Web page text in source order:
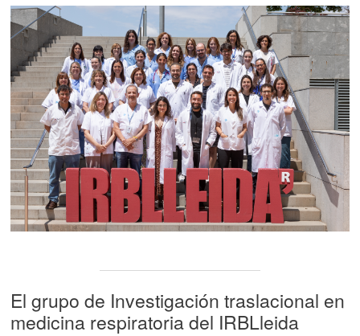
El grupo de Investigación traslacional en
medicina respiratoria del IRBLleida